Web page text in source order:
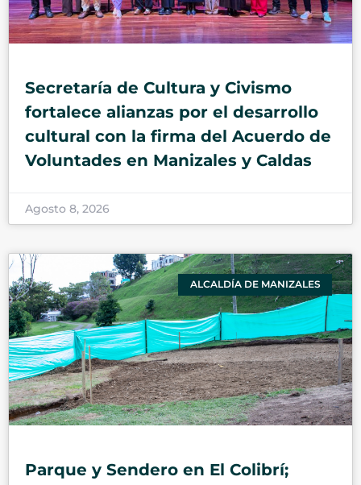
Secretaría de Cultura y Civismo
fortalece alianzas por el desarrollo
cultural con la firma del Acuerdo de
Voluntades en Manizales y Caldas
Agosto 8, 2026
ALCALDÍA DE MANIZALES
Parque y Sendero en El Colibrí;